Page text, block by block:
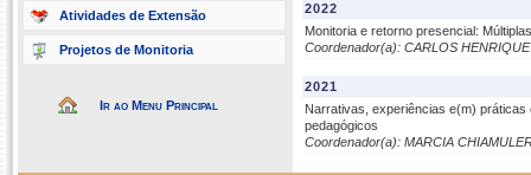
Atividades de Extensão
Projetos de Monitoria
Ir ao Menu Principal
2022
Monitoria e retorno presencial:
Coordenador(a): CARLOS
2021
Narrativas, experiências e(m)
pedagógicos
Coordenador(a): MARCIA